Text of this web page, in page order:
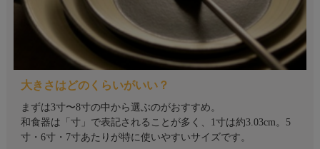
大きさはどのくらいがいい？
まずは3寸〜8寸の中から選ぶのがおすすめ。
和食器は「寸」で表記されることが多く、1寸は約3.03cm。5
寸・6寸・7寸あたりが特に使いやすいサイズです。